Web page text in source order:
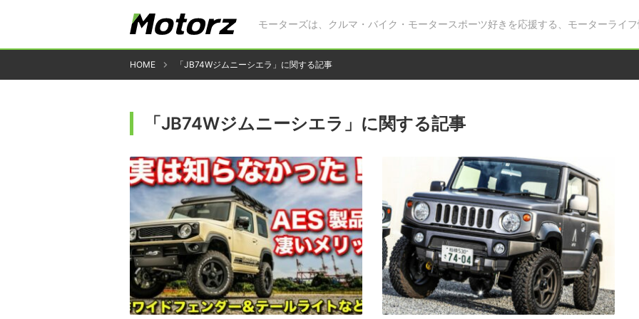
モーターズは、クルマ・バイク・モータースポーツ好きを応援する、モーターライフ
HOME 「JB74Wジムニーシエラ」に関する記事
「JB74Wジムニーシエラ」に関する記事